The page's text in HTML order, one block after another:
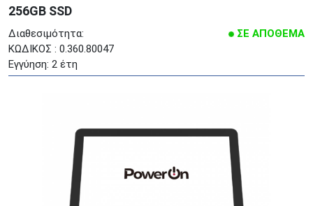
256GB SSD
Διαθεσιμότητα:
ΣΕ ΑΠΟΘΕΜΑ
ΚΩΔΙΚΟΣ : 0.360.80047
Εγγύηση: 2 έτη